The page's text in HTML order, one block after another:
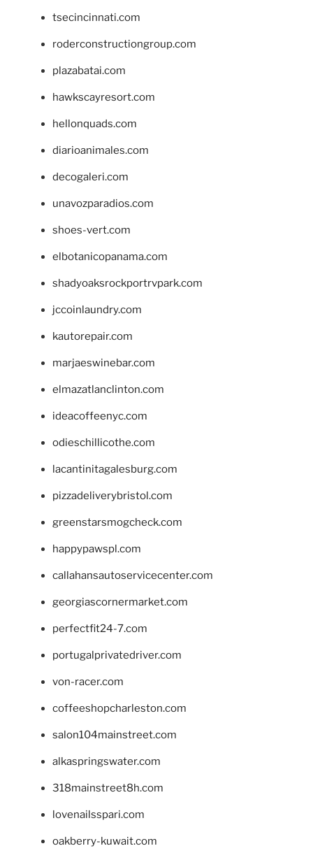
tsecincinnati.com
roderconstructiongroup.com
plazabatai.com
hawkscayresort.com
hellonquads.com
diarioanimales.com
decogaleri.com
unavozparadios.com
shoes-vert.com
elbotanicopanama.com
shadyoaksrockportrvpark.com
jccoinlaundry.com
kautorepair.com
marjaeswinebar.com
elmazatlanclinton.com
ideacoffeenyc.com
odieschillicothe.com
lacantinitagalesburg.com
pizzadeliverybristol.com
greenstarsmogcheck.com
happypawspl.com
callahansautoservicecenter.com
georgiascornermarket.com
perfectfit24-7.com
portugalprivatedriver.com
von-racer.com
coffeeshopcharleston.com
salon104mainstreet.com
alkaspringswater.com
318mainstreet8h.com
lovenailsspari.com
oakberry-kuwait.com